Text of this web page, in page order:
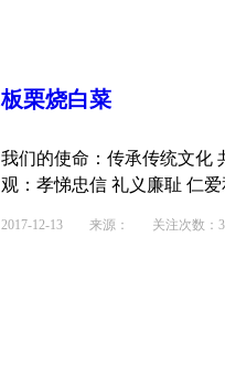
板栗烧白菜
我们的使命：传承传统文化
观：孝悌忠信 礼义廉耻 仁
2017-12-13 来源： 关注次数：